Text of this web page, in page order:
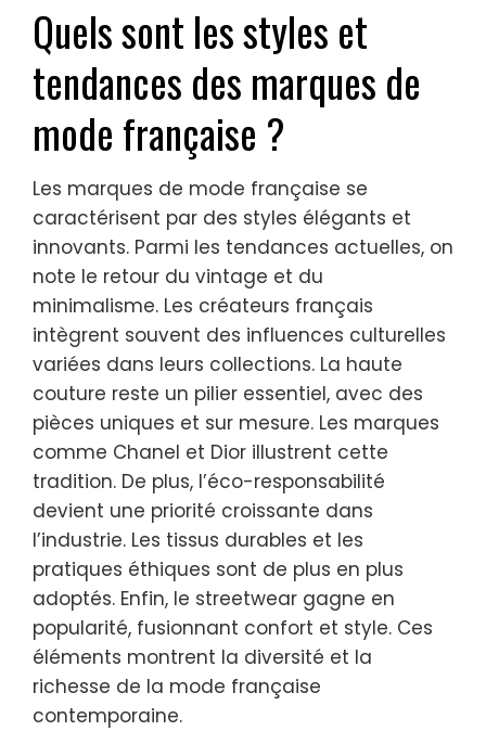
Quels sont les styles et
tendances des marques de
mode française ?
Les marques de mode française se
caractérisent par des styles élégants et
innovants. Parmi les tendances actuelles, on
note le retour du vintage et du
minimalisme. Les créateurs français
intègrent souvent des influences culturelles
variées dans leurs collections. La haute
couture reste un pilier essentiel, avec des
pièces uniques et sur mesure. Les marques
comme Chanel et Dior illustrent cette
tradition. De plus, l’éco-responsabilité
devient une priorité croissante dans
l’industrie. Les tissus durables et les
pratiques éthiques sont de plus en plus
adoptés. Enfin, le streetwear gagne en
popularité, fusionnant confort et style. Ces
éléments montrent la diversité et la
richesse de la mode française
contemporaine.